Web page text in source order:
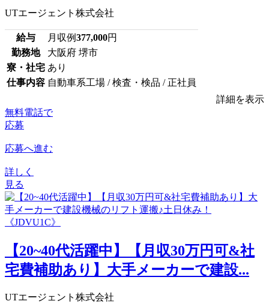
UTエージェント株式会社
給与 月収例377,000円
勤務地
大阪府 堺市
寮・社宅 あり
仕事内容 自動車系工場 / 検査・検品 / 正社員
詳細を表示
無料電話で
応募
応募へ進む
詳しく
見る
【20~40代活躍中】【月収30万円可&社
宅費補助あり】大手メーカーで建設...
UTエージェント株式会社